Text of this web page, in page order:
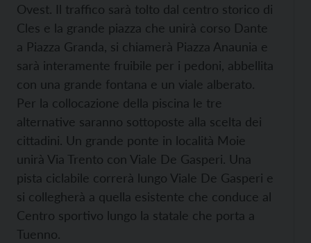
Ovest. Il traffico sarà tolto dal centro storico di
Cles e la grande piazza che unirà corso Dante
a Piazza Granda, si chiamerà Piazza Anaunia e
sarà interamente fruibile per i pedoni, abbellita
con una grande fontana e un viale alberato.
Per la collocazione della piscina le tre
alternative saranno sottoposte alla scelta dei
cittadini. Un grande ponte in località Moie
unirà Via Trento con Viale De Gasperi. Una
pista ciclabile correrà lungo Viale De Gasperi e
si collegherà a quella esistente che conduce al
Centro sportivo lungo la statale che porta a
Tuenno.